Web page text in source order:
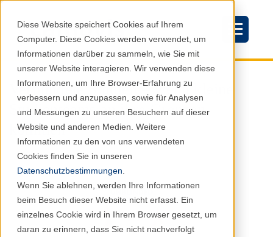
Diese Website speichert Cookies auf Ihrem
Computer. Diese Cookies werden verwendet, um
Informationen darüber zu sammeln, wie Sie mit
unserer Website interagieren. Wir verwenden diese
Informationen, um Ihre Browser-Erfahrung zu
verbessern und anzupassen, sowie für Analysen
und Messungen zu unseren Besuchern auf dieser
Website und anderen Medien. Weitere
Informationen zu den von uns verwendeten
Cookies finden Sie in unseren
Datenschutzbestimmungen
Wenn Sie ablehnen, werden Ihre Informationen
beim Besuch dieser Website nicht erfasst. Ein
einzelnes Cookie wird in Ihrem Browser gesetzt, um
daran zu erinnern, dass Sie nicht nachverfolgt
Verblindete Studien – wenn kleine
Studienteams an ihre Grenzen
kommen